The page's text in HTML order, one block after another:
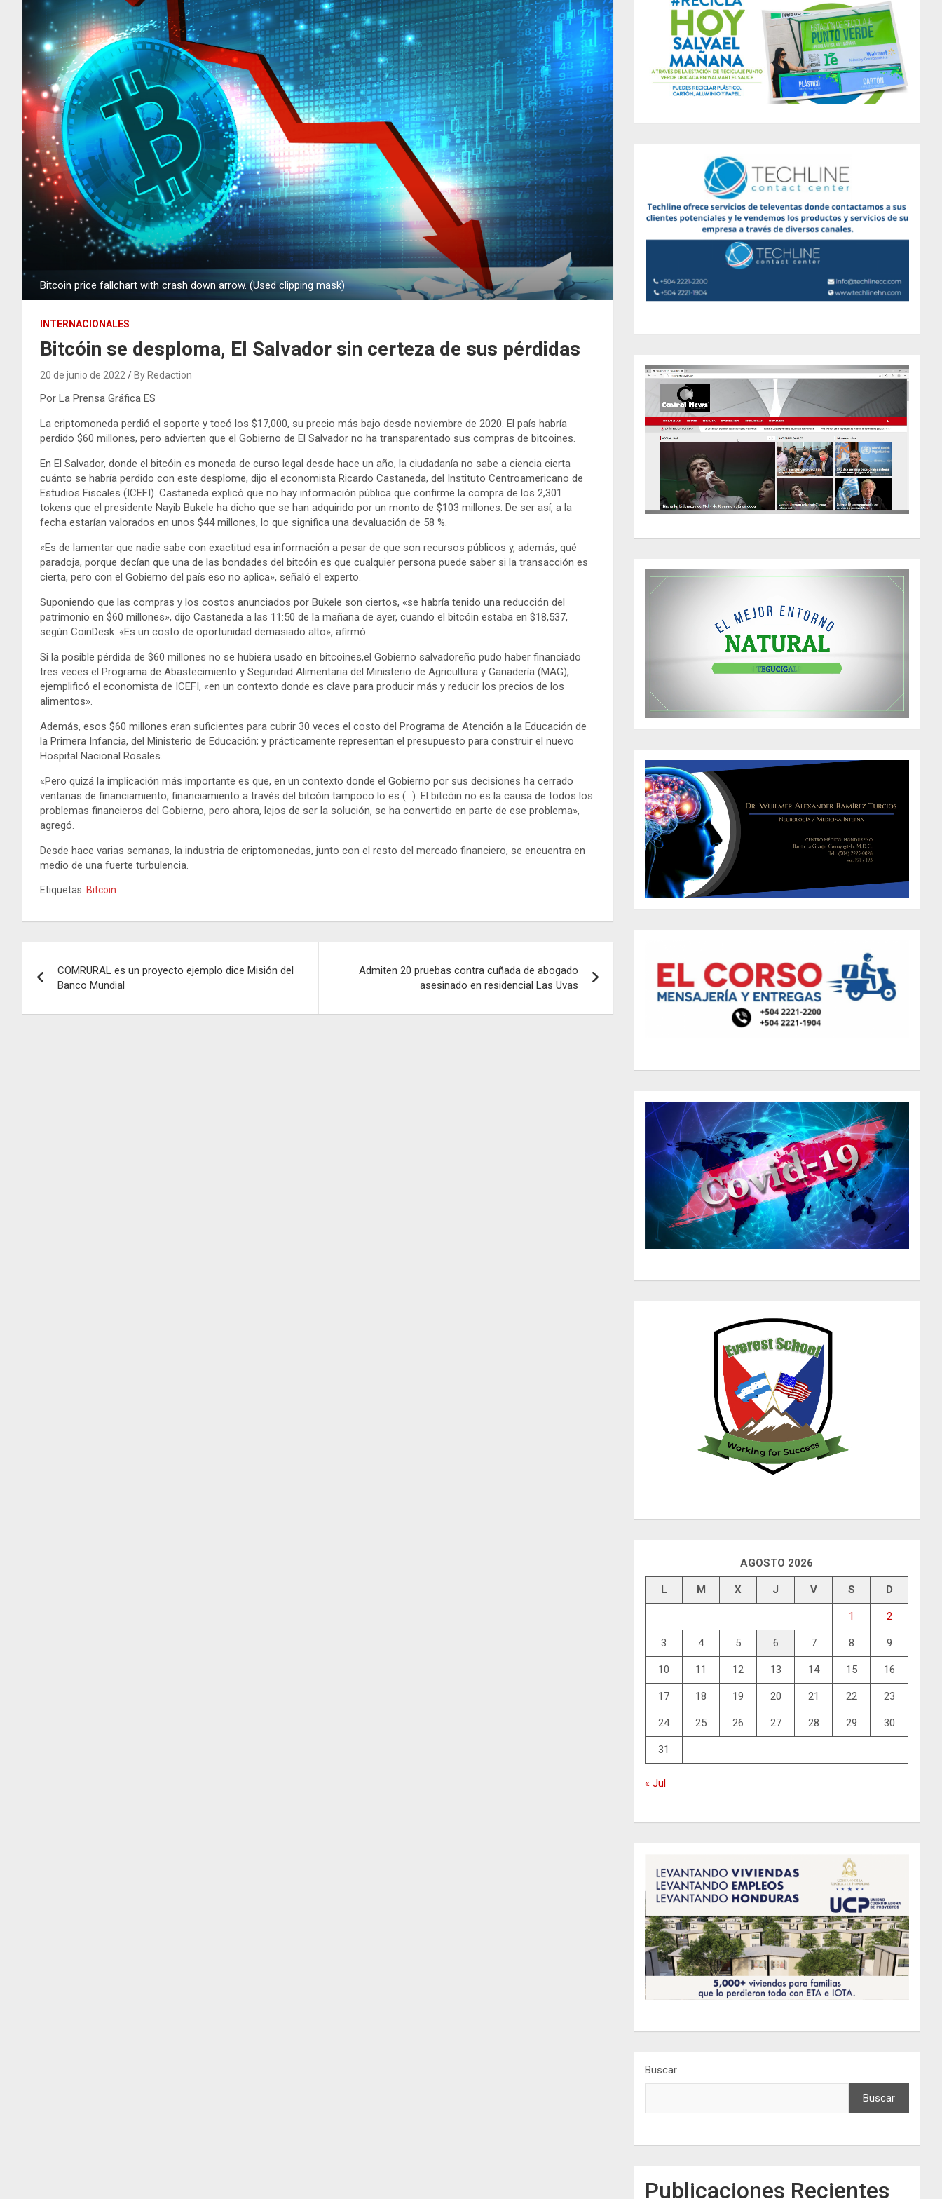
Bitcoin price fallchart with crash down arrow. (Used clipping mask)
INTERNACIONALES
Bitcóin se desploma, El Salvador sin certeza de sus pérdidas
20 de junio de 2022 By Redaction
Por La Prensa Gráfica ES
La criptomoneda perdió el soporte y tocó los $17,000, su precio más bajo desde noviembre de 2020. El país habría
perdido $60 millones, pero advierten que el Gobierno de El Salvador no ha transparentado sus compras de bitcoines.
En El Salvador, donde el bitcóin es moneda de curso legal desde hace un año, la ciudadanía no sabe a ciencia cierta
cuánto se habría perdido con este desplome, dijo el economista Ricardo Castaneda, del Instituto Centroamericano de
Estudios Fiscales (ICEFI). Castaneda explicó que no hay información pública que confirme la compra de los 2,301
tokens que el presidente Nayib Bukele ha dicho que se han adquirido por un monto de $103 millones. De ser así, a la
fecha estarían valorados en unos $44 millones, lo que significa una devaluación de 58 %.
«Es de lamentar que nadie sabe con exactitud esa información a pesar de que son recursos públicos y, además, qué
paradoja, porque decían que una de las bondades del bitcóin es que cualquier persona puede saber si la transacción es
cierta, pero con el Gobierno del país eso no aplica», señaló el experto.
Suponiendo que las compras y los costos anunciados por Bukele son ciertos, «se habría tenido una reducción del
patrimonio en $60 millones», dijo Castaneda a las 11:50 de la mañana de ayer, cuando el bitcóin estaba en $18,537,
según CoinDesk. «Es un costo de oportunidad demasiado alto», afirmó.
Si la posible pérdida de $60 millones no se hubiera usado en bitcoines,el Gobierno salvadoreño pudo haber financiado
tres veces el Programa de Abastecimiento y Seguridad Alimentaria del Ministerio de Agricultura y Ganadería (MAG),
ejemplificó el economista de ICEFI, «en un contexto donde es clave para producir más y reducir los precios de los
alimentos».
Además, esos $60 millones eran suficientes para cubrir 30 veces el costo del Programa de Atención a la Educación de
la Primera Infancia, del Ministerio de Educación; y prácticamente representan el presupuesto para construir el nuevo
Hospital Nacional Rosales.
«Pero quizá la implicación más importante es que, en un contexto donde el Gobierno por sus decisiones ha cerrado
ventanas de financiamiento, financiamiento a través del bitcóin tampoco lo es (…). El bitcóin no es la causa de todos los
problemas financieros del Gobierno, pero ahora, lejos de ser la solución, se ha convertido en parte de ese problema»,
agregó.
Desde hace varias semanas, la industria de criptomonedas, junto con el resto del mercado financiero, se encuentra en
medio de una fuerte turbulencia.
Etiquetas: Bitcoin
de
entradas
COMRURAL es un proyecto ejemplo dice Misión del
Banco Mundial
Admiten 20 pruebas contra cuñada de abogado
asesinado en residencial Las Uvas
AGOSTO 2026
L M X J V S D
1 2
3 4 5 6 7 8 9
10 11 12 13 14 15 16
17 18 19 20 21 22 23
24 25 26 27 28 29 30
31
« Jul
Buscar
Buscar
Publicaciones Recientes